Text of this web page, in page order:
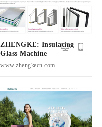
ZHENGKE: Insulating
Glass Machine
www.zhengkecn.com